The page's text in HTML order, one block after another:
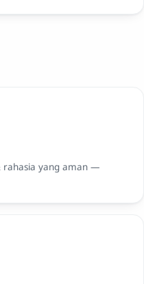
rahasia yang aman —